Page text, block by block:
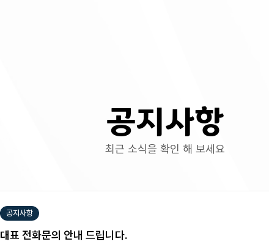
​공지사항
최근 소식을 확인 해 보세요
대표 전화문의 안내 드립니다.
공지사항